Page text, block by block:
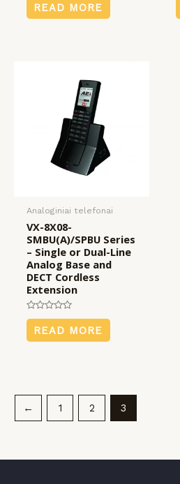
out
of
READ MORE
Analoginiai telefonai
VX-8X08-
SMBU(A)/SPBU Series
– Single or Dual-Line
Analog Base and
DECT Cordless
Extension
Rated
out
of
READ MORE
← 1 2 3